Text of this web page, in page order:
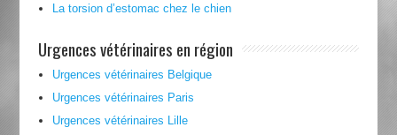
La torsion d’estomac chez le chien
Urgences vétérinaires en région
Urgences vétérinaires Belgique
Urgences vétérinaires Paris
Urgences vétérinaires Lille